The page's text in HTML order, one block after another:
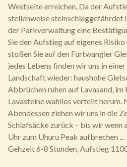
Westseite erreichen. Da der
stellenweise steinschlaggefährdet
der Parkverwaltung eine
Sie den Aufstieg auf eigenes
stoßen Sie auf den Furtwangler
jedes Lebens finden wir uns in
Landschaft wieder: haushohe
Abbrüchen ruhen auf Lavasand,
Lavasteine wahllos verteilt herum.
Abendessen ziehen wir uns in die
Schlafsäcke zurück – bis wir wenn
Uhr zum Uhuru Peak aufbrechen ...
Gehzeit 6-8 Stunden, Aufstieg